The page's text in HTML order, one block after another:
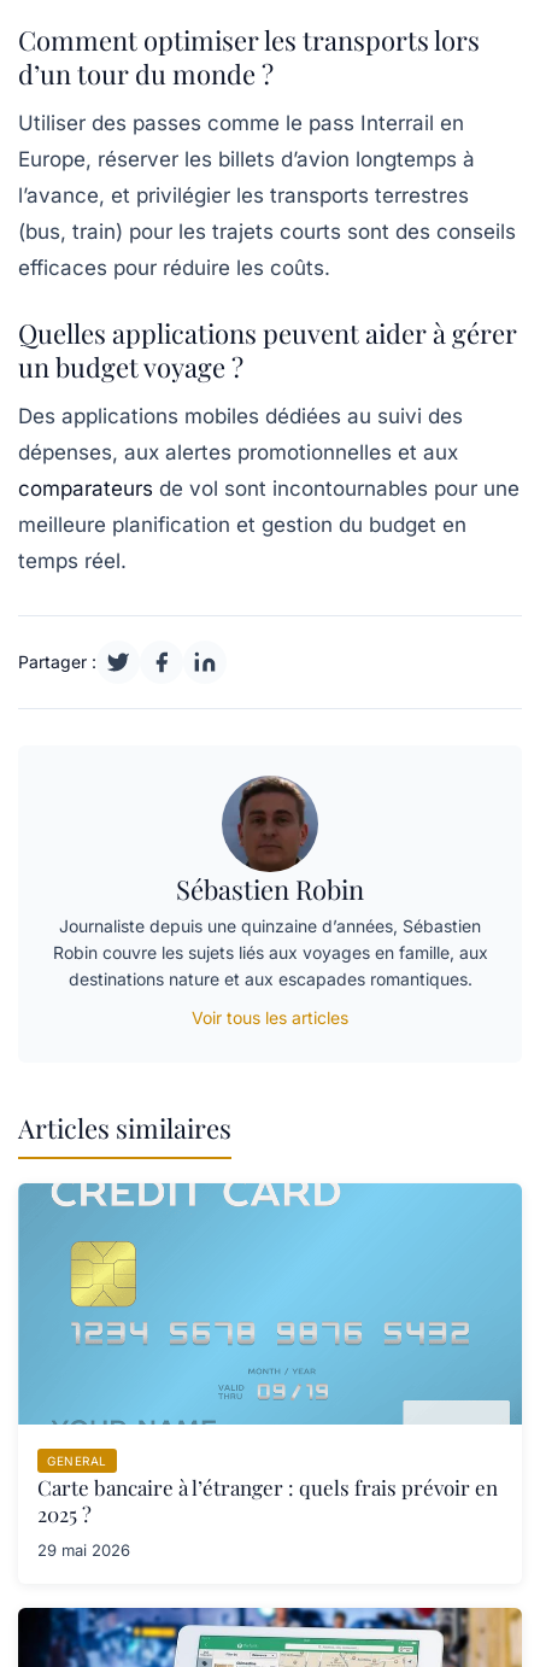
Comment optimiser les transports lors
d’un tour du monde ?
Utiliser des passes comme le pass Interrail en
Europe, réserver les billets d’avion longtemps à
l’avance, et privilégier les transports terrestres
(bus, train) pour les trajets courts sont des conseils
efficaces pour réduire les coûts.
Quelles applications peuvent aider à gérer
un budget voyage ?
Des applications mobiles dédiées au suivi des
dépenses, aux alertes promotionnelles et aux
comparateurs de vol sont incontournables pour une
meilleure planification et gestion du budget en
temps réel.
Partager :
Sébastien Robin
Journaliste depuis une quinzaine d’années, Sébastien
Robin couvre les sujets liés aux voyages en famille, aux
destinations nature et aux escapades romantiques.
Voir tous les articles
Articles similaires
GENERAL
Carte bancaire à l’étranger : quels frais prévoir en
2025 ?
29 mai 2026